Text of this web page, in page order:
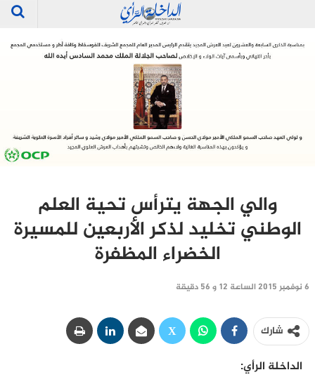
والي الجهة يترأس تحية العلم
الوطني تخليد لذكر الأربعين للمسيرة
الخضراء المظفرة
6 نوفمبر 2015 الساعة 12 و 56 دقيقة
شارك
الداخلة الرأي: